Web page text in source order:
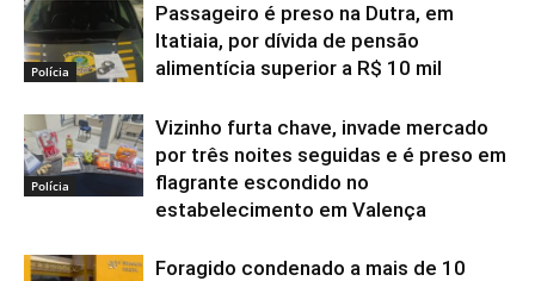
Polícia
Passageiro é preso na Dutra, em
Itatiaia, por dívida de pensão
alimentícia superior a R$ 10 mil
Polícia
Vizinho furta chave, invade mercado
por três noites seguidas e é preso em
flagrante escondido no
estabelecimento em Valença
Foragido condenado a mais de 10